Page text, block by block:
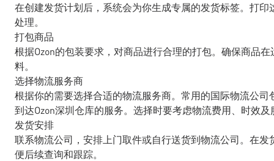
在创建发货计划后，系统会为你生成专属的发货标签。打
处理。
打包商品
根据Ozon的包装要求，对商品进行合理的打包。确保商品
料。
选择物流服务商
根据你的需要选择合适的物流服务商。常用的国际物流公
到达Ozon深圳仓库的服务。选择时要考虑物流费用、时效及
发货安排
联系物流公司，安排上门取件或自行送货到物流公司。在
便后续查询和跟踪。